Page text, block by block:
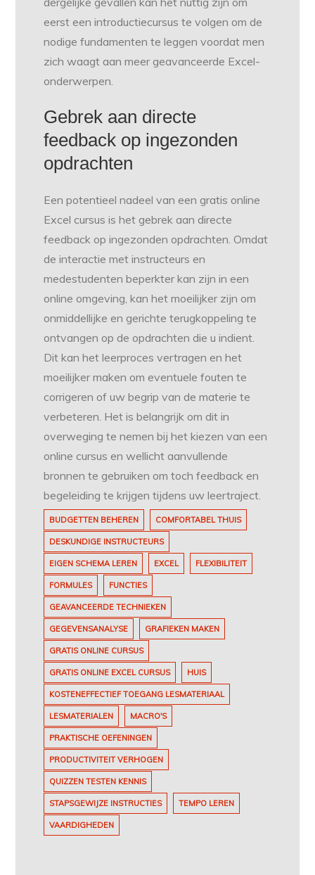
eerst een introductiecursus te volgen om de
nodige fundamenten te leggen voordat men
zich waagt aan meer geavanceerde Excel-
onderwerpen.
Gebrek aan directe
feedback op ingezonden
opdrachten
Een potentieel nadeel van een gratis online
Excel cursus is het gebrek aan directe
feedback op ingezonden opdrachten. Omdat
de interactie met instructeurs en
medestudenten beperkter kan zijn in een
online omgeving, kan het moeilijker zijn om
onmiddellijke en gerichte terugkoppeling te
ontvangen op de opdrachten die u indient.
Dit kan het leerproces vertragen en het
moeilijker maken om eventuele fouten te
corrigeren of uw begrip van de materie te
verbeteren. Het is belangrijk om dit in
overweging te nemen bij het kiezen van een
online cursus en wellicht aanvullende
bronnen te gebruiken om toch feedback en
begeleiding te krijgen tijdens uw leertraject.
BUDGETTEN BEHEREN COMFORTABEL THUIS
DESKUNDIGE INSTRUCTEURS
EIGEN SCHEMA LEREN EXCEL FLEXIBILITEIT
FORMULES FUNCTIES
GEAVANCEERDE TECHNIEKEN
GEGEVENSANALYSE GRAFIEKEN MAKEN
GRATIS ONLINE CURSUS
GRATIS ONLINE EXCEL CURSUS HUIS
KOSTENEFFECTIEF TOEGANG LESMATERIAAL
LESMATERIALEN MACRO'S
PRAKTISCHE OEFENINGEN
PRODUCTIVITEIT VERHOGEN
QUIZZEN TESTEN KENNIS
STAPSGEWIJZE INSTRUCTIES TEMPO LEREN
VAARDIGHEDEN